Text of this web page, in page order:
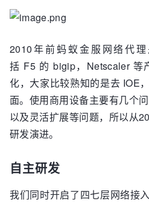
2010年前蚂蚁金服网络代
括 F5 的 bigip，Netscaler 等
化，大家比较熟知的是去 IOE
面。使用商用设备主要有几个
以及灵活扩展等问题，所以从
研发演进。
自主研发
我们同时开启了四七层网络接